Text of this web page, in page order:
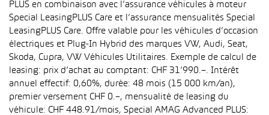
PLUS en combinaison avec l’assurance véhicules à moteur
Special LeasingPLUS Care et l’assurance mensualités Special
LeasingPLUS Care. Offre valable pour les véhicules d’occasion
électriques et Plug-In Hybrid des marques VW, Audi, Seat,
Skoda, Cupra, VW Véhicules Utilitaires. Exemple de calcul de
leasing: prix d’achat au comptant: CHF 31’990.–. Intérêt
annuel effectif: 0,60%, durée: 48 mois (15 000 km/an),
premier versement CHF 0.–, mensualité de leasing du
véhicule: CHF 448.91/mois, Special AMAG Advanced PLUS: